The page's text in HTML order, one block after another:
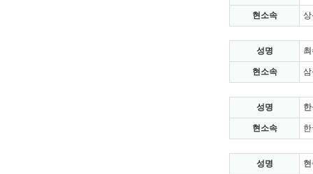
현소속
성명
현소속
성명
현소속
성명